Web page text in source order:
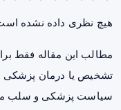
هیچ نظری داده نشده
مطالب این مقاله فقط
تشخیص یا درمان پزشکی
سیاست پزشکی و سلب